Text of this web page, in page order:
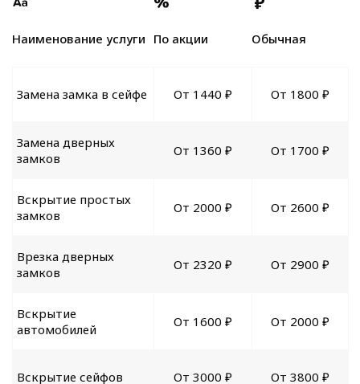
Наименование услуги По акции Обычная
Замена замка в сейфе От 1440 ₽ От 1800 ₽
Замена дверных
замков
От 1360 ₽ От 1700 ₽
Вскрытие простых
замков
От 2000 ₽ От 2600 ₽
Врезка дверных
замков
От 2320 ₽ От 2900 ₽
Вскрытие
автомобилей
От 1600 ₽ От 2000 ₽
Вскрытие сейфов От 3000 ₽ От 3800 ₽